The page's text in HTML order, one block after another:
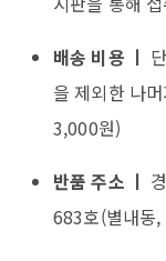
배송 비용 ㅣ
을 제외한 나
3,000원)
반품 주소 ㅣ
683호(별내동,